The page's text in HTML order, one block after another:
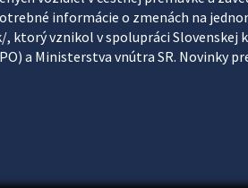
informácie o zmenách na
vznikol v spolupráci Slovenskej
a Ministerstva vnútra SR. Novinky